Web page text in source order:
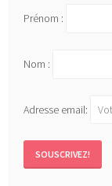
Prénom :
Nom :
Adresse email: